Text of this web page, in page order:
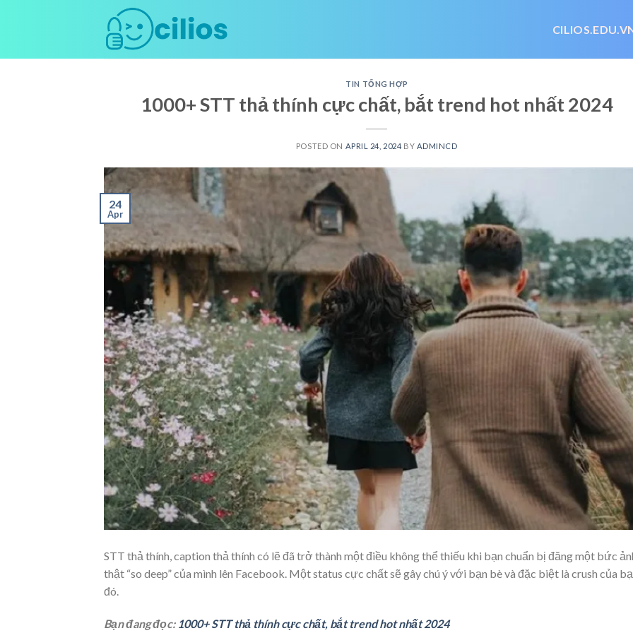
TIN TỔNG HỢP
1000+ STT thả thính cực chất, bắt trend hot nhất 2024
POSTED ON APRIL 24, 2024 BY ADMINCD
24
Apr
STT thả thính, caption thả thính có lẽ đã trở thành một điều không thể thiếu khi bạn chuẩn bị đăng một bức
thật “so deep” của mình lên Facebook. Một status cực chất sẽ gây chú ý với bạn bè và đặc biệt là crush của
đó.
Bạn đang đọc: 1000+ STT thả thính cực chất, bắt trend hot nhất 2024